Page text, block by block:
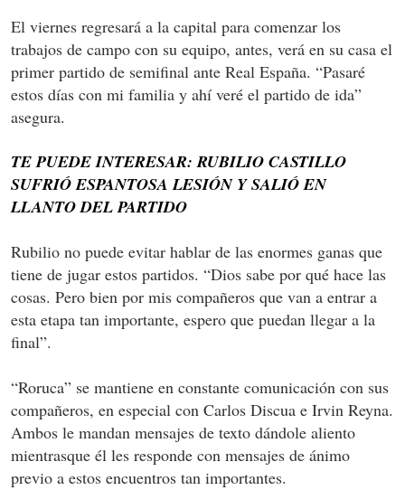
El viernes regresará a la capital para comenzar los
trabajos de campo con su equipo, antes, verá en su casa el
primer partido de semifinal ante Real España. “Pasaré
estos días con mi familia y ahí veré el partido de ida”
asegura.
TE PUEDE INTERESAR: RUBILIO CASTILLO
SUFRIÓ ESPANTOSA LESIÓN Y SALIÓ EN
LLANTO DEL PARTIDO
Rubilio no puede evitar hablar de las enormes ganas que
tiene de jugar estos partidos. “Dios sabe por qué hace las
cosas. Pero bien por mis compañeros que van a entrar a
esta etapa tan importante, espero que puedan llegar a la
final”.
“Roruca” se mantiene en constante comunicación con sus
compañeros, en especial con Carlos Discua e Irvin Reyna.
Ambos le mandan mensajes de texto dándole aliento
mientrasque él les responde con mensajes de ánimo
previo a estos encuentros tan importantes.